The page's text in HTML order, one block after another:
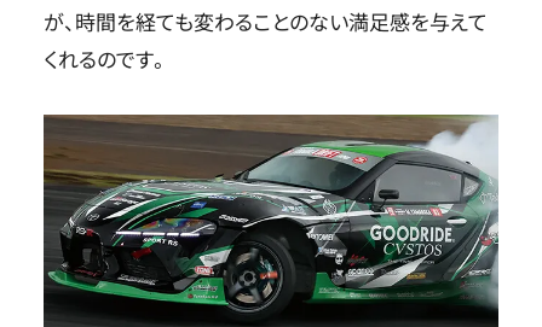
が、時間を経ても変わることのない満足感を与えて
くれるのです。